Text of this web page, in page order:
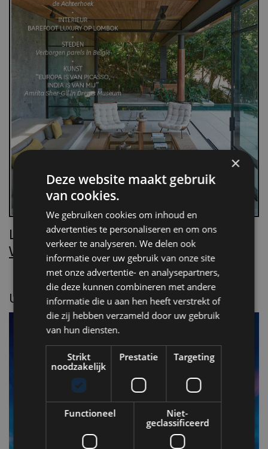
Lees Villa d’Arte!
Word nu abonnee.
UITGELICHT
×
Deze website maakt gebruik
van cookies.
We gebruiken cookies om inhoud en
advertenties te personaliseren en om ons
verkeer te analyseren. We delen ook
informatie over uw gebruik van onze site
met onze advertentie- en analysepartners,
die deze kunnen combineren met andere
informatie die u aan hen heeft verstrekt of
die zij hebben verzameld door uw gebruik
van hun diensten.
Strikt
noodzakelijk
Prestatie Targeting
Functioneel
Niet-
geclassificeerd